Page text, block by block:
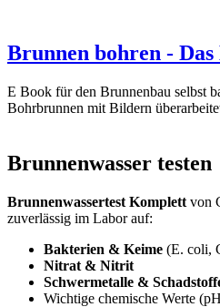
Brunnen bohren -
E Book für den Brunnenbau selbst
Bohrbrunnen mit Bildern
Brunnenwasser testen
Brunnenwassertest Komplett von
zuverlässig im Labor auf:
Bakterien & Keime (E. coli,
Nitrat & Nitrit
Schwermetalle &
Wichtige chemische Werte